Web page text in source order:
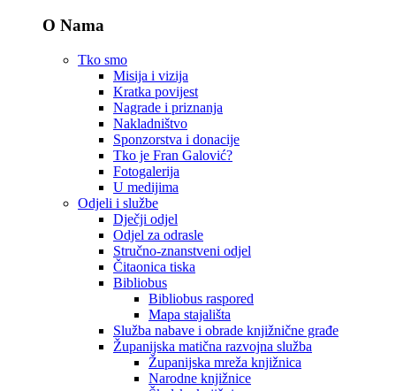
O Nama
Tko smo
Misija i vizija
Kratka povijest
Nagrade i priznanja
Nakladništvo
Sponzorstva i donacije
Tko je Fran Galović?
Fotogalerija
U medijima
Odjeli i službe
Dječji odjel
Odjel za odrasle
Stručno-znanstveni odjel
Čitaonica tiska
Bibliobus
Bibliobus raspored
Mapa stajališta
Služba nabave i obrade knjižnične građe
Županijska matična razvojna služba
Županijska mreža knjižnica
Narodne knjižnice